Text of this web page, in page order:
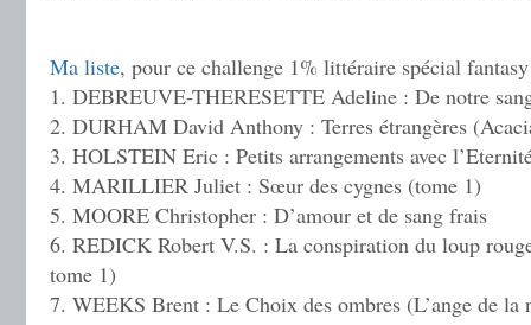
Ma liste, pour ce challenge 1% littéraire spécial
1. DEBREUVE-THERESETTE Adeline : De notre
2. DURHAM David Anthony : Terres étrangères
3. HOLSTEIN Eric : Petits arrangements avec
4. MARILLIER Juliet : Sœur des cygnes (tome 1)
5. MOORE Christopher : D’amour et de sang frais
6. REDICK Robert V.S. : La conspiration du loup
tome 1)
7. WEEKS Brent : Le Choix des ombres (L’ange de la